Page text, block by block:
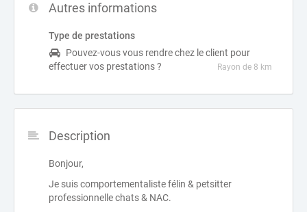
Autres informations
Type de prestations
Pouvez-vous vous rendre chez le client pour
effectuer vos prestations ?
Rayon de 8 km
Description
Bonjour,
Je suis comportementaliste félin & petsitter
professionnelle chats & NAC.